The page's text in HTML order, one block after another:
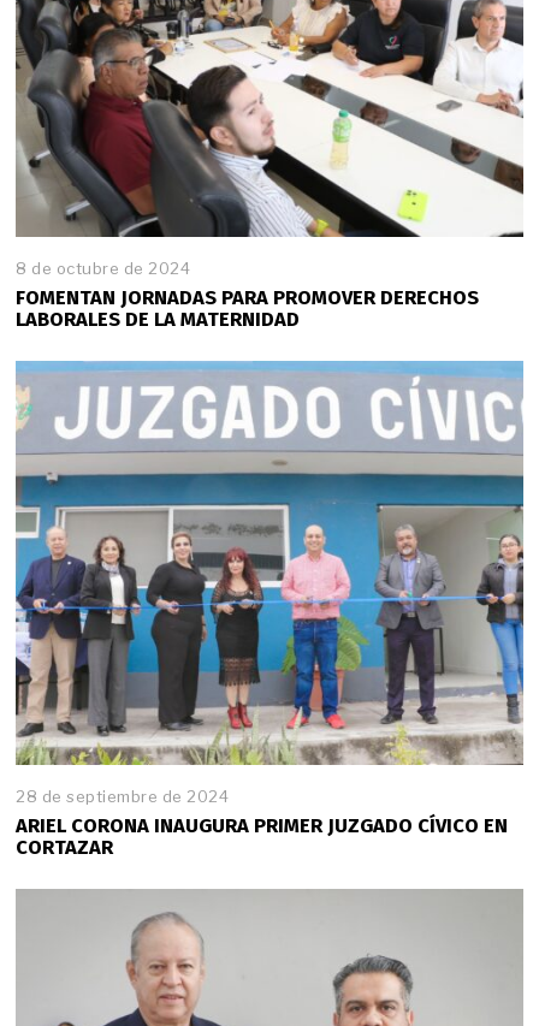
8 de octubre de 2024
FOMENTAN JORNADAS PARA PROMOVER DERECHOS
LABORALES DE LA MATERNIDAD
28 de septiembre de 2024
ARIEL CORONA INAUGURA PRIMER JUZGADO CÍVICO EN
CORTAZAR